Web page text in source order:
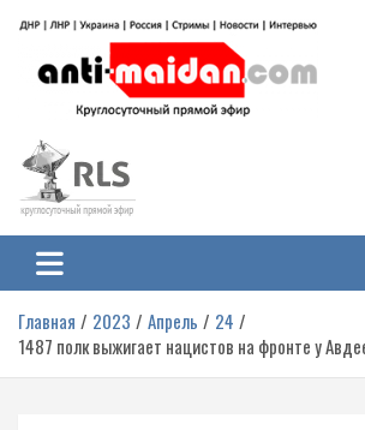
содержимому
Антимайдан:
на Украине
гражданской войне на Украине, включая
ЛНР и других регионах.
Главная 2023 Апрель
24
1487 полк выжигает нацистов на фронте у